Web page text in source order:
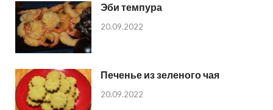
Эби темпура
20.09.2022
Печенье из зеленого чая
20.09.2022